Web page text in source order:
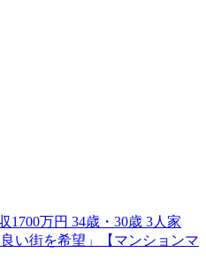
1700万円 34歳・30歳 3人家
い街を希望」【マンションマ